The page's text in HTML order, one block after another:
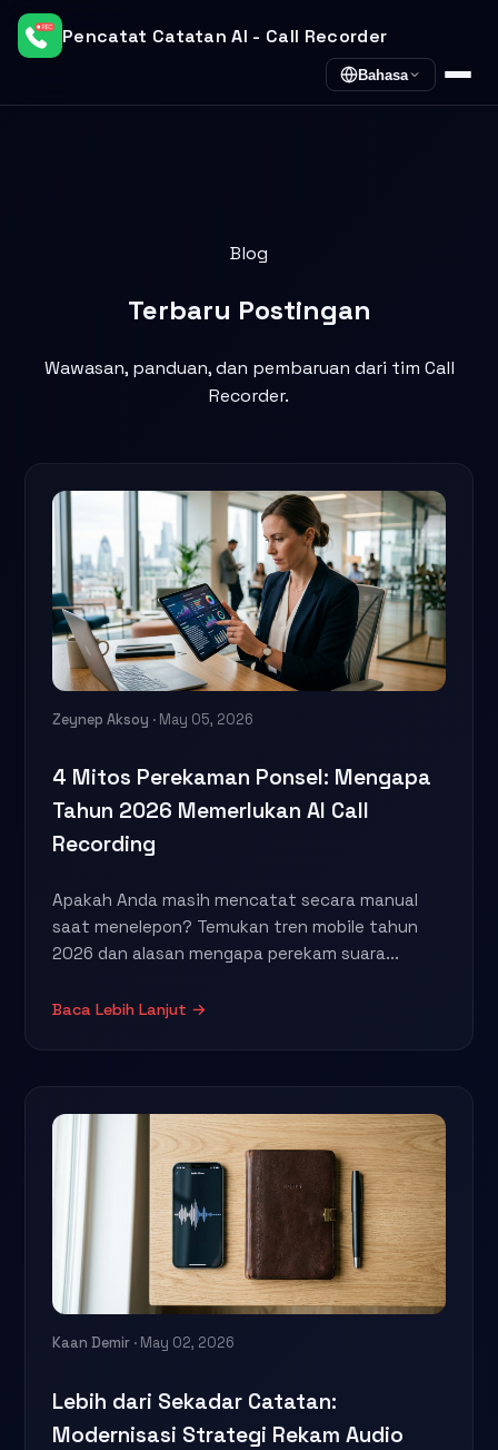
Pencatat Catatan AI - Call Recorder
Bahasa
Blog
Terbaru Postingan
Wawasan, panduan, dan pembaruan dari tim Call
Recorder.
Zeynep Aksoy · May 05, 2026
4 Mitos Perekaman Ponsel: Mengapa
Tahun 2026 Memerlukan AI Call
Recording
Apakah Anda masih mencatat secara manual
saat menelepon? Temukan tren mobile tahun
2026 dan alasan mengapa perekam suara...
Baca Lebih Lanjut →
Kaan Demir · May 02, 2026
Lebih dari Sekadar Catatan:
Modernisasi Strategi Rekam Audio